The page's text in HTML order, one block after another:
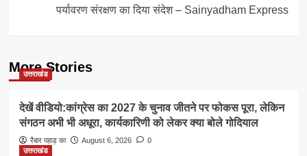
पर्यावरण संरक्षण का दिया संदेश – Sainyadham Express
More Stories
उत्तराखंड
देखें वीडियो:कांग्रेस का 2027 के चुनाव जीतने पर फोकस पूरा, लेकिन
संगठन अभी भी अधूरा, कार्यकारिणी को लेकर क्या बोले गोदियाल
रैबार पहाड़ का August 6, 2026
0
उत्तराखंड